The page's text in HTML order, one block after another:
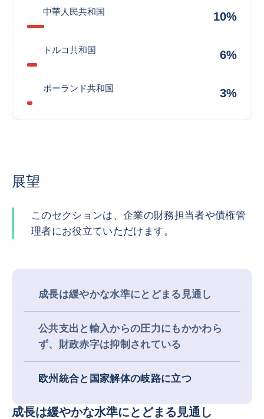
中華人民共和国 10%
トルコ共和国 6%
ポーランド共和国 3%
展望
このセクションは、企業の財務担当者や債権管
理者にお役立ていただけます。
成長は緩やかな水準にとどまる見通し
公共支出と輸入からの圧力にもかかわら
ず、財政赤字は抑制されている
欧州統合と国家解体の岐路に立つ
成長は緩やかな水準にとどまる見通し